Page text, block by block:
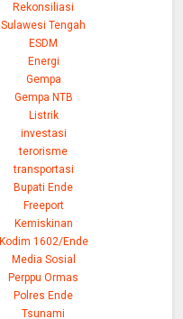
Rekonsiliasi
Sulawesi Tengah
ESDM
Energi
Gempa
Gempa NTB
Listrik
investasi
terorisme
transportasi
Bupati Ende
Freeport
Kemiskinan
Kodim 1602/Ende
Media Sosial
Perppu Ormas
Polres Ende
Tsunami